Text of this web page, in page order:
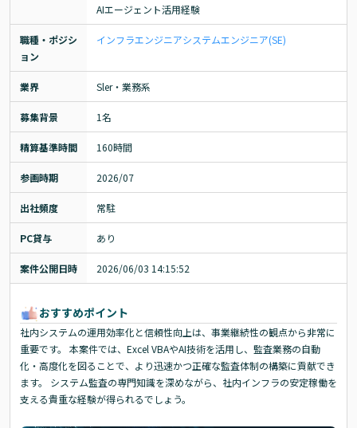
AIエージェント活用経験
職種・ポジシ
ョン
インフラエンジニアシステムエンジニア(SE)
業界 Sler・業務系
募集背景 1名
精算基準時間 160時間
参画時期 2026/07
出社頻度 常駐
PC貸与 あり
案件公開日時 2026/06/03 14:15:52
おすすめポイント
社内システムの運用効率化と信頼性向上は、事業継続性の観点から非常に
重要です。 本案件では、Excel VBAやAI技術を活用し、監査業務の自動
化・高度化を図ることで、より迅速かつ正確な監査体制の構築に貢献でき
ます。 システム監査の専門知識を深めながら、社内インフラの安定稼働を
支える貴重な経験が得られるでしょう。